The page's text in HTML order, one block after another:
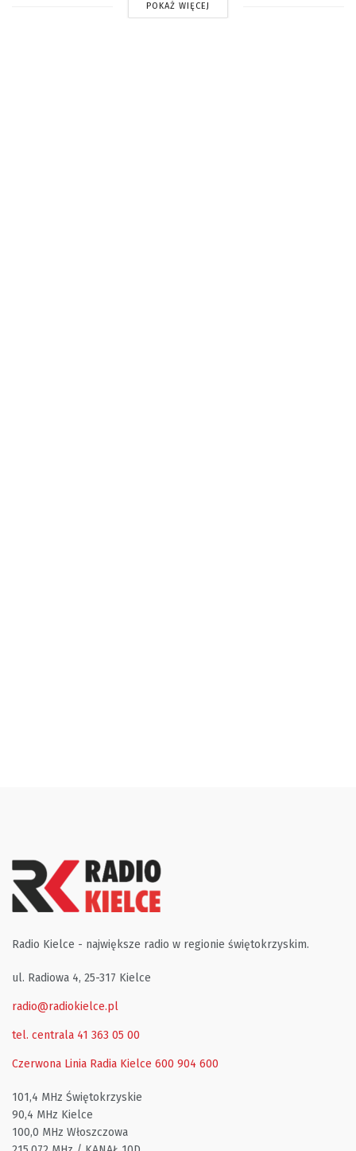
POKAŻ WIĘCEJ
Radio Kielce - największe radio w regionie świętokrzyskim.
ul. Radiowa 4, 25-317 Kielce
radio@radiokielce.pl
tel. centrala 41 363 05 00
Czerwona Linia Radia Kielce 600 904 600
101,4 MHz Świętokrzyskie
90,4 MHz Kielce
100,0 MHz Włoszczowa